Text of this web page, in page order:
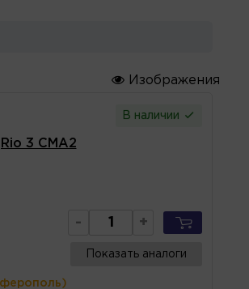
Изображения
В наличии
3 CMA2
- +
Показать аналоги